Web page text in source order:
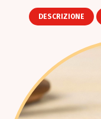
DESCRIZIONE